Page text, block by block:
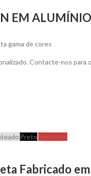
EM
gama de cores
Contacte-nos
PretoVermelho
Fabricado